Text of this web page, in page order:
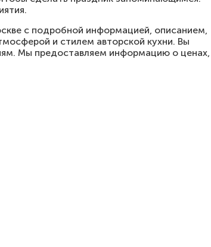
с подробной информацией, описанием,
и стилем авторской кухни. Вы
Мы предоставляем информацию о ценах,